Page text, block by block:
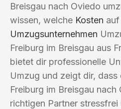
Breisgau nach Oviedo
wissen, welche Kosten
Umzugsunternehmen
Freiburg im Breisgau aus
bietet dir professionelle
Umzug und zeigt dir, dass
Freiburg im Breisgau nach
richtigen Partner